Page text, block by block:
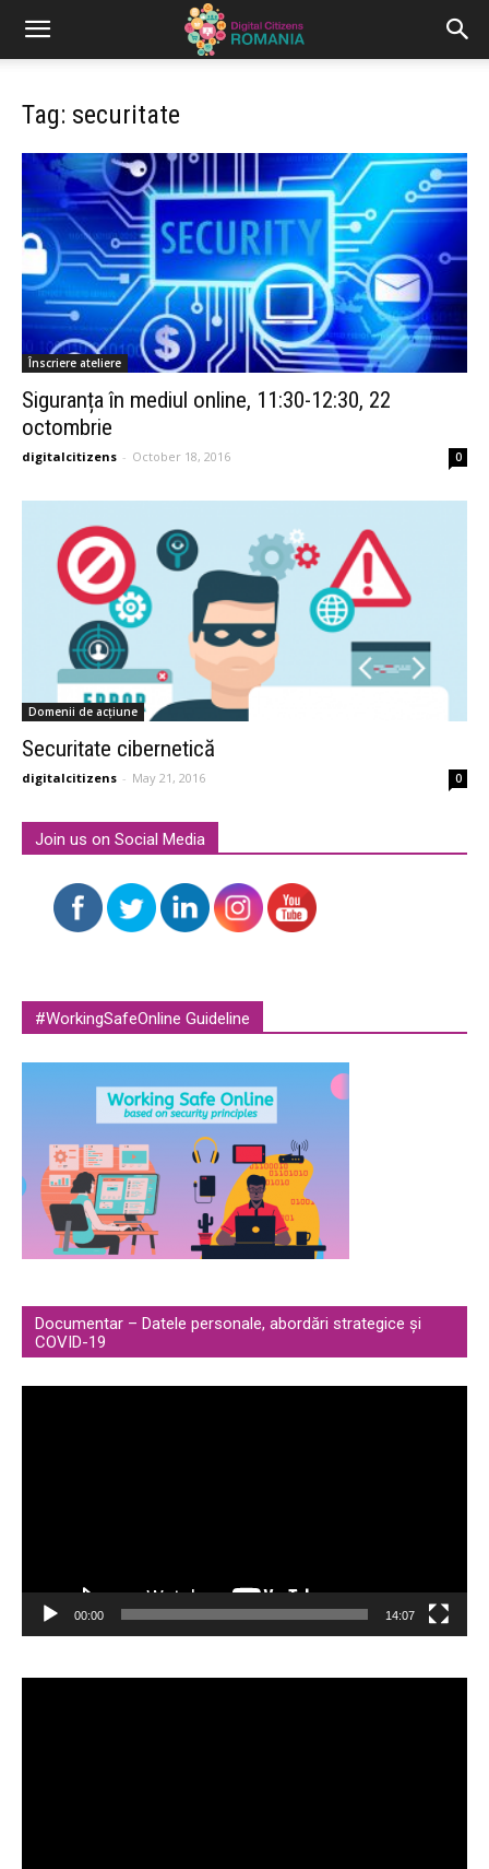
Tag: securitate
Înscriere ateliere
Siguranța în mediul online, 11:30-12:30, 22
octombrie
digitalcitizens - October 18, 2016 0
Domenii de acțiune
Securitate cibernetică
digitalcitizens - May 21, 2016 0
Join us on Social Media
#WorkingSafeOnline Guideline
Documentar – Datele personale, abordări strategice și
COVID-19
00:00 14:07